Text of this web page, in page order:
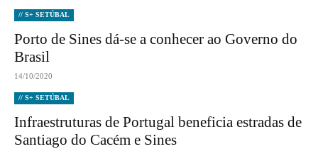
// S+ SETÚBAL
Porto de Sines dá-se a conhecer ao Governo do
Brasil
14/10/2020
// S+ SETÚBAL
Infraestruturas de Portugal beneficia estradas de
Santiago do Cacém e Sines